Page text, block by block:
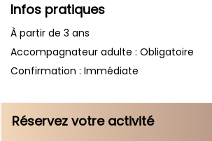
Infos pratiques
À partir de 3 ans
Accompagnateur adulte : Obligatoire
Confirmation : Immédiate
Réservez votre activité